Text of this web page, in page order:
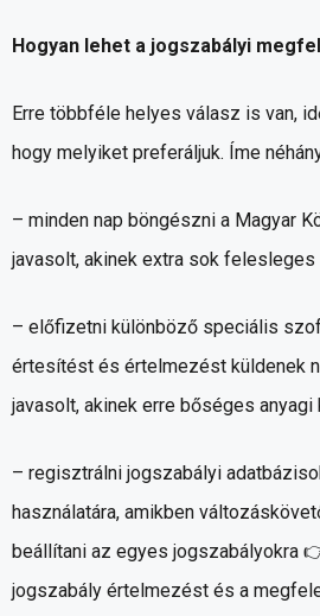
Hogyan lehet a jogszabályi
Erre többféle helyes válasz is van,
hogy melyiket preferáljuk. Íme
– minden nap böngészni a Magyar
javasolt, akinek extra sok felesleges
– előfizetni különböző speciális
értesítést és értelmezést küldenek
javasolt, akinek erre bőséges anyagi
– regisztrálni jogszabályi
használatára, amikben
beállítani az egyes jogszabályokra
jogszabály értelmezést és a